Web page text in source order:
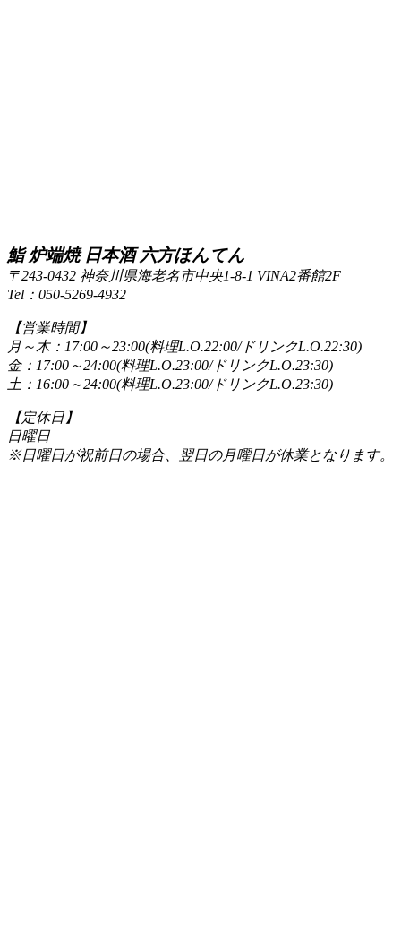
鮨 炉端焼 日本酒 六方ほんてん
〒243-0432 神奈川県海老名市中央1-8-1 VINA2番館2F
Tel：050-5269-4932
【営業時間】
月～木：17:00～23:00(料理L.O.22:00/ドリンクL.O.22:30)
金：17:00～24:00(料理L.O.23:00/ドリンクL.O.23:30)
土：16:00～24:00(料理L.O.23:00/ドリンクL.O.23:30)
【定休日】
日曜日
※日曜日が祝前日の場合、翌日の月曜日が休業となります。